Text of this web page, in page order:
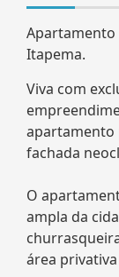
Apartamento
Itapema.
Viva com
apartamento
fachada
O
ampla da
área